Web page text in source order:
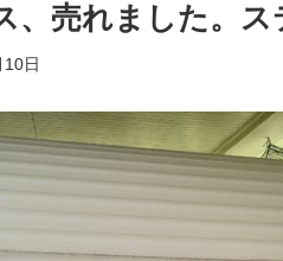
、売れました。
日